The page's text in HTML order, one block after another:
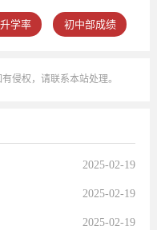
学率 初中部成绩
侵权，请联系本站处理。
2025-02-19
2025-02-19
2025-02-19